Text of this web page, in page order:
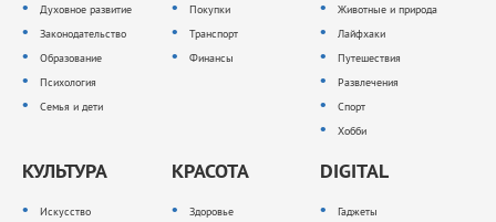
Духовное развитие
Законодательство
Образование
Психология
Семья и дети
Покупки
Транспорт
Финансы
Животные и природа
Лайфхаки
Путешествия
Развлечения
Спорт
Хобби
КУЛЬТУРА
Искусство
КРАСОТА
Здоровье
DIGITAL
Гаджеты